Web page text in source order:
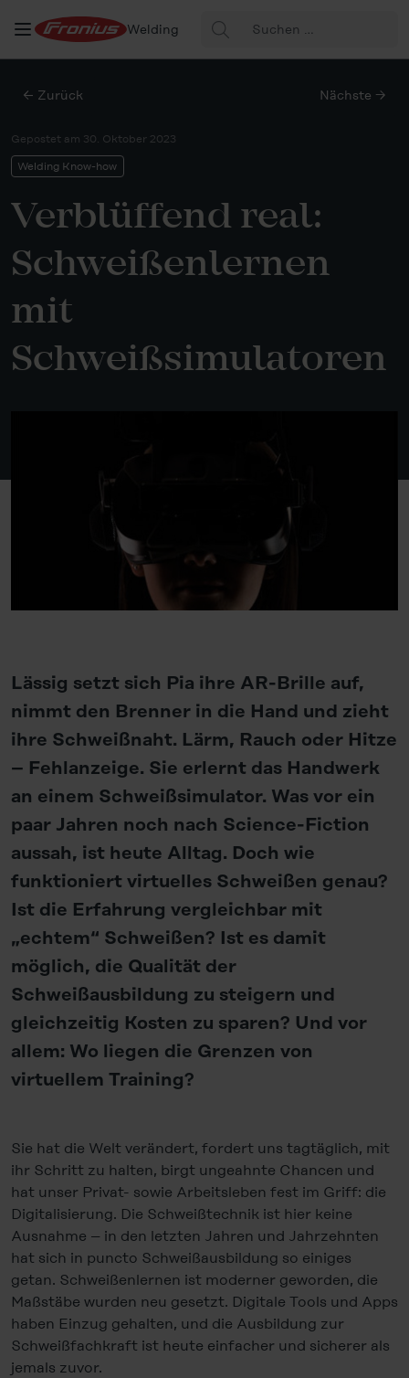
Welding
Suche
nach:
← Zurück Nächste →
Gepostet am 30. Oktober 2023
Welding Know-how
Verblüffend real:
Schweißenlernen
mit
Schweißsimulatoren
Lässig setzt sich Pia ihre AR-Brille auf,
nimmt den Brenner in die Hand und zieht
ihre Schweißnaht. Lärm, Rauch oder Hitze
– Fehlanzeige. Sie erlernt das Handwerk
an einem Schweißsimulator. Was vor ein
paar Jahren noch nach Science-Fiction
aussah, ist heute Alltag. Doch wie
funktioniert virtuelles Schweißen genau?
Ist die Erfahrung vergleichbar mit
„echtem“ Schweißen? Ist es damit
möglich, die Qualität der
Schweißausbildung zu steigern und
gleichzeitig Kosten zu sparen? Und vor
allem: Wo liegen die Grenzen von
virtuellem Training?
Sie hat die Welt verändert, fordert uns tagtäglich, mit
ihr Schritt zu halten, birgt ungeahnte Chancen und
hat unser Privat- sowie Arbeitsleben fest im Griff: die
Digitalisierung. Die Schweißtechnik ist hier keine
Ausnahme – in den letzten Jahren und Jahrzehnten
hat sich in puncto Schweißausbildung so einiges
getan. Schweißenlernen ist moderner geworden, die
Maßstäbe wurden neu gesetzt. Digitale Tools und Apps
haben Einzug gehalten, und die Ausbildung zur
Schweißfachkraft ist heute einfacher und sicherer als
jemals zuvor.